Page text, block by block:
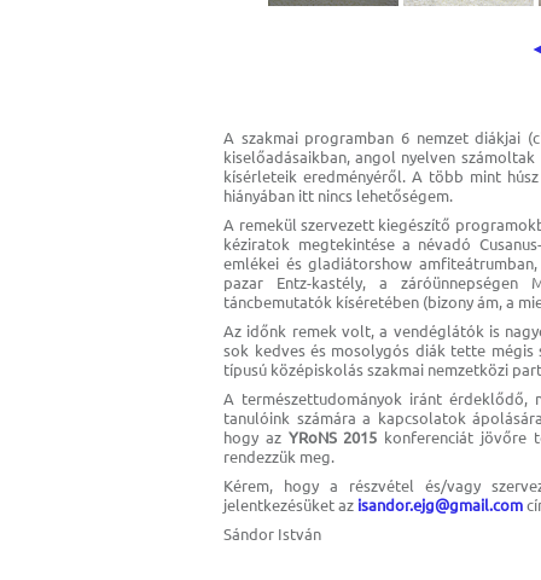
A szakmai programban 6 nemzet diákjai
kiselőadásaikban, angol nyelven
kísérleteik eredményéről. A több mint
hiányában itt nincs lehetőségem.
A remekül szervezett kiegészítő
kéziratok megtekintése a névadó
emlékei és gladiátorshow
pazar Entz-kastély, a záróünnepségen
táncbemutatók kíséretében (bizony ám, a
Az időnk remek volt, a vendéglátók is
sok kedves és mosolygós diák tette
típusú középiskolás szakmai nemzetközi
A természettudományok iránt érdeklődő,
tanulóink számára a kapcsolatok
hogy az YRoNS 2015 konferenciát jövőre
rendezzük meg.
Kérem, hogy a részvétel és/vagy
jelentkezésüket az isandor.ejg@gmail.com
Sándor István